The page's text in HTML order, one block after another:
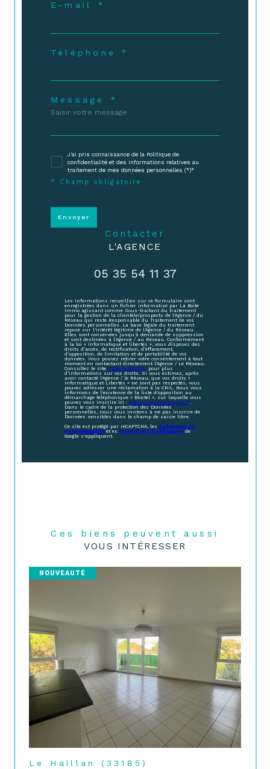
E-mail *
Téléphone *
Message *
J'ai pris connaissance de la Politique de
confidentialité et des informations relatives au
traitement de mes données personnelles (*)*
* Champ obligatoire
Envoyer
contacter
L'AGENCE
05 35 54 11 37
Les informations recueillies sur ce formulaire sont
enregistrées dans un fichier informatisé par La Boite
Immo agissant comme Sous-traitant du traitement
pour la gestion de la clientèle/prospects de l'Agence / du
Réseau qui reste Responsable du Traitement de vos
Données personnelles. La base légale du traitement
repose sur l'intérêt légitime de l'Agence / du Réseau.
Elles sont conservées jusqu'à demande de suppression
et sont destinées à l'Agence / au Réseau. Conformément
à la loi « informatique et libertés », vous disposez des
droits d’accès, de rectification, d’effacement,
d’opposition, de limitation et de portabilité de vos
données. Vous pouvez retirer votre consentement à tout
moment en contactant directement l’Agence / Le Réseau.
Consultez le site https://cnil.fr/fr pour plus
d’informations sur vos droits. Si vous estimez, après
avoir contacté l'Agence / le Réseau, que vos droits «
Informatique et Libertés » ne sont pas respectés, vous
pouvez adresser une réclamation à la CNIL. Nous vous
informons de l’existence de la liste d'opposition au
démarchage téléphonique « Bloctel », sur laquelle vous
pouvez vous inscrire ici : https://www.bloctel.gouv.fr.
Dans le cadre de la protection des Données
personnelles, nous vous invitons à ne pas inscrire de
Données sensibles dans le champ de saisie libre.
Ce site est protégé par reCAPTCHA, lesPolitiques de
Confidentialité et esConditions d'utilisation de
Google s'appliquent.
Ces biens peuvent aussi
VOUS INTÉRESSER
NOUVEAUTÉ
Le Haillan (33185)